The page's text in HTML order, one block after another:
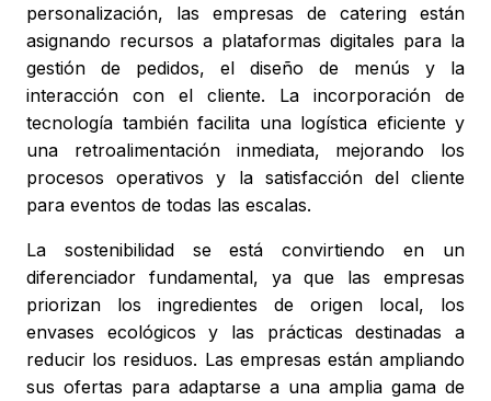
personalización, las empresas de catering están
asignando recursos a plataformas digitales para la
gestión de pedidos, el diseño de menús y la
interacción con el cliente. La incorporación de
tecnología también facilita una logística eficiente y
una retroalimentación inmediata, mejorando los
procesos operativos y la satisfacción del cliente
para eventos de todas las escalas.
La sostenibilidad se está convirtiendo en un
diferenciador fundamental, ya que las empresas
priorizan los ingredientes de origen local, los
envases ecológicos y las prácticas destinadas a
reducir los residuos. Las empresas están ampliando
sus ofertas para adaptarse a una amplia gama de